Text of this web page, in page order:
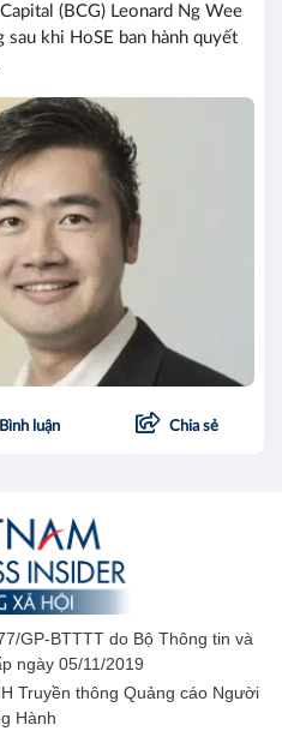
(BCG) Leonard Ng Wee
khi HoSE ban hành quyết
Bình luận Chia sẻ
GP-BTTTT do Bộ Thông tin và
ngày 05/11/2019
Truyền thông Quảng cáo Người
Hành